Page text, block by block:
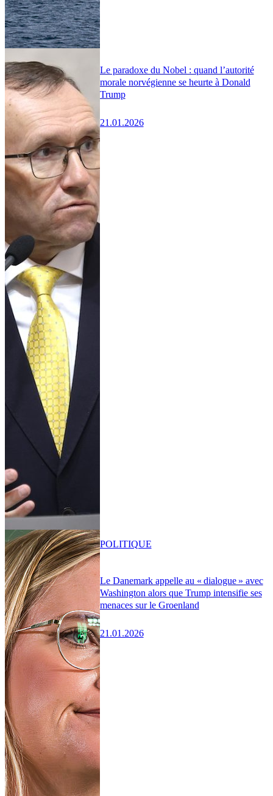
Le paradoxe du Nobel : quand l’autorité
morale norvégienne se heurte à Donald
Trump
21.01.2026
Le Danemark appelle au « dialogue » avec
Washington alors que Trump intensifie ses
menaces sur le Groenland
21.01.2026
POLITIQUE